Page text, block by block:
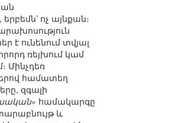
ոչ այնքան։
է ունենում տվյալ
ռեյխում կամ
Մինչդեռ
համատեղ
զգալի
համակարգը
և